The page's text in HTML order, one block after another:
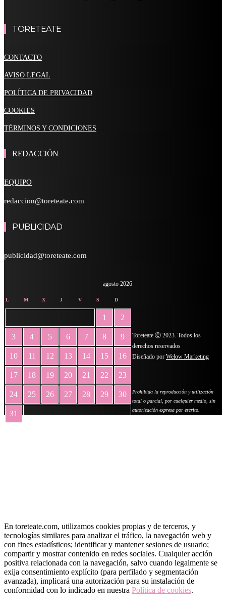
TORETEATE
CONTACTO
AVISO LEGAL
POLÍTICA DE PRIVACIDAD
COOKIES
TÉRMINOS Y CONDICIONES
REDACCIÓN
EQUIPO
redaccion@toreteate.com
PUBLICIDAD
publicidad@toreteate.com
agosto 2026
L M X J V S D
1 2
3 4 5 6 7 8 9
10 11 12 13 14 15 16
17 18 19 20 21 22 23
24 25 26 27 28 29 30
31
Toreteate Ⓒ 2023. Todos los
derechos reservados
Diseñado por Welow Marketing
Prohibida la reproducción y utilización
total o parcial, por cualquier medio, sin
autorización expresa por escrito.
En toreteate.com, utilizamos cookies propias y de terceros, y
tecnologías similares para analizar el tráfico, la navegación web y
con fines estadísticos; identificar y mantener sesiones de usuario;
compartir y mostrar contenido en redes sociales. Cualquier acción
positiva relacionada con la navegación, salvo cuando legalmente se
exija consentimiento explícito (para perfilado y segmentación
avanzada), implicará una autorización para su instalación de
conformidad con lo indicado en nuestra Política de cookies.